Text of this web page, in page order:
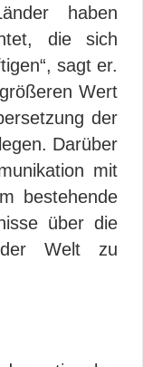
haben
die sich
sagt er.
Wert
der
Darüber
mit
bestehende
über die
der Welt zu